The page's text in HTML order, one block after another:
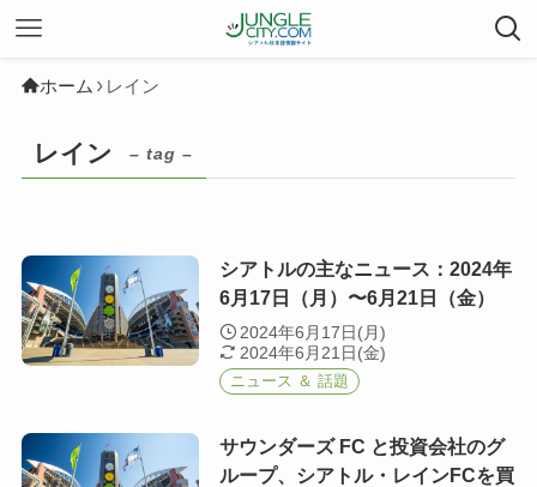
ホーム レイン
レイン – tag –
シアトルの主なニュース：2024年
6月17日（月）〜6月21日（金）
2024年6月17日(月)
2024年6月21日(金)
ニュース ＆ 話題
サウンダーズ FC と投資会社のグ
ループ、シアトル・レインFCを買